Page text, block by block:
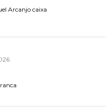
Arcanjo caixa